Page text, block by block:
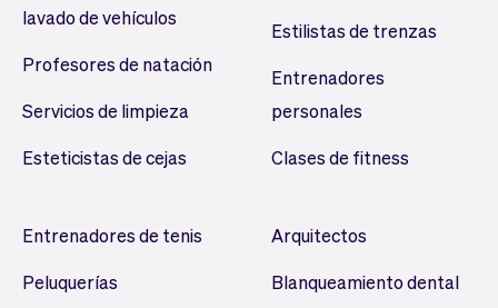
lavado de vehículos
Profesores de natación
Servicios de limpieza
Esteticistas de cejas
Estilistas de trenzas
Entrenadores
personales
Clases de fitness
Entrenadores de tenis
Peluquerías
Arquitectos
Blanqueamiento dental